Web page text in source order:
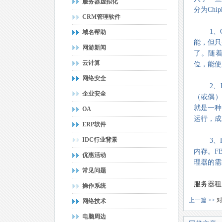
服务器虚拟化
CRM管理软件
域名帮助
网游新闻
云计算
网络安全
企业安全
OA
ERP软件
IDC行业背景
优惠活动
常见问题
操作系统
网络技术
电脑周边
分为
1
能，但
了。随
位，能
2、
（或偶
就是一
运行，
3、
内存。
理器的
服务器
上一篇 >>